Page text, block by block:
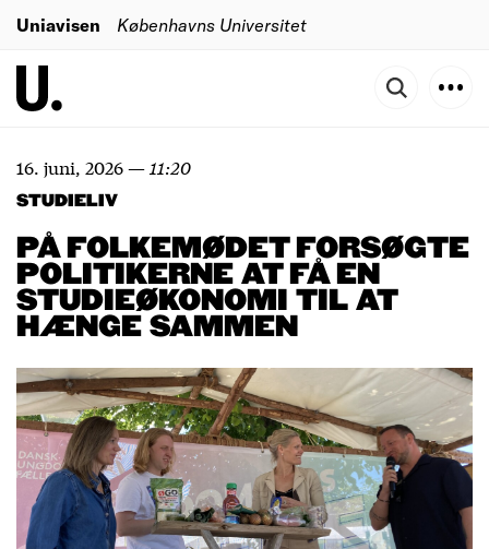
Uniavisen Københavns Universitet
16. juni, 2026— 11:20
STUDIELIV
PÅ FOLKEMØDET FORSØGTE
POLITIKERNE AT FÅ EN
STUDIEØKONOMI TIL AT
HÆNGE SAMMEN